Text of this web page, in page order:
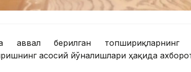
аввал берилган
асосий йўналишлари ҳақида